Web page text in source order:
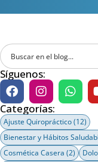
Síguenos:
Categorías:
Ajuste Quiropráctico(12)
Bienestar y Hábitos
Cosmética Casera (2)